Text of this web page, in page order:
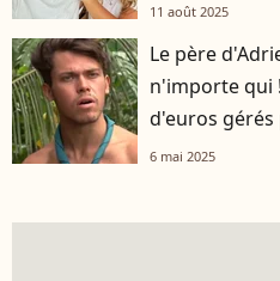
11 août 2025
Le père
n'importe qui
d'euros
6 mai 2025